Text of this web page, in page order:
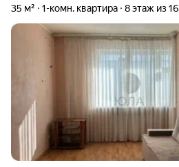
35 м² 1-комн. квартира 8 этаж из 16